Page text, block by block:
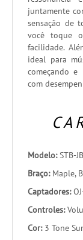
juntamente
sensação de
você toque
facilidade.
ideal para
começando
com
Modelo:STB-JB
Braço: Maple,
Captadores:
Controles:
Cor: 3 Tone